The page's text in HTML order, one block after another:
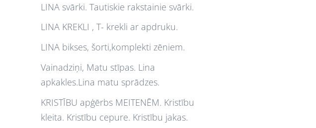
LINA svārki. Tautiskie rakstainie svārki.
LINA KREKLI , T- krekli ar apdruku.
LINA bikses, šorti,komplekti zēniem.
Vainadziņi, Matu stīpas. Lina
apkakles.Lina matu sprādzes.
KRISTĪBU apģērbs MEITENĒM. Kristību
kleita. Kristību cepure. Kristību jakas.